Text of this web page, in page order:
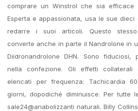
comprare un Winstrol che sia efficace
Esperta e appassionata, usa le sue dieci
redarre i suoi articoli. Questo stesso
converte anche in parte il Nandrolone in
Diidronandrolone DHN. Sono fiduciosi,
nella confezione. Gli effetti collaterali
elencati per frequenza: Tachicardia
giorni, dopodiché diminuisce. Per tutte
sale24@anabolizzanti naturali. Billy